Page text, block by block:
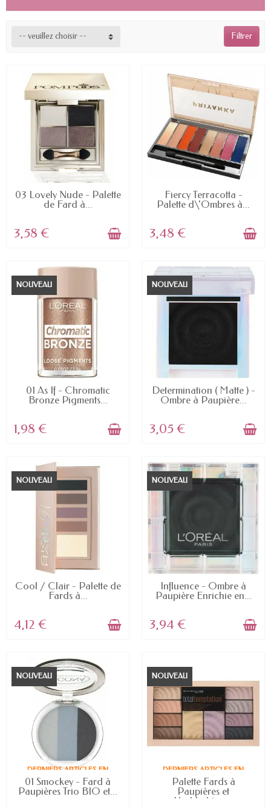
Filtrer
-- veuillez choisir --
EN STOCK
03 Lovely Nude - Palette
de Fard à...
3,58 €
EN STOCK
Fiercy Terracotta -
Palette d\'Ombres à...
3,48 €
NOUVEAU
EN STOCK
01 As If - Chromatic
Bronze Pigments...
1,98 €
NOUVEAU
EN STOCK
Determination ( Matte ) -
Ombre à Paupière...
3,05 €
NOUVEAU
EN STOCK
Cool / Clair - Palette de
Fards à...
4,12 €
NOUVEAU
EN STOCK
Influence - Ombre à
Paupière Enrichie en...
3,94 €
NOUVEAU
DERNIERS ARTICLES EN
STOCK
01 Smockey - Fard à
Paupières Trio BIO et...
NOUVEAU
DERNIERS ARTICLES EN
STOCK
Palette Fards à
Paupières et
Highlighters...